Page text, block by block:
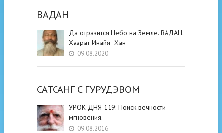
ВАДАН
Да отразится Небо на Земле. ВАДАН.
Хазрат Инайят Хан
09.08.2020
САТСАНГ C ГУРУДЭВОМ
УРОК ДНЯ 119: Поиск вечности
мгновения.
09.08.2016